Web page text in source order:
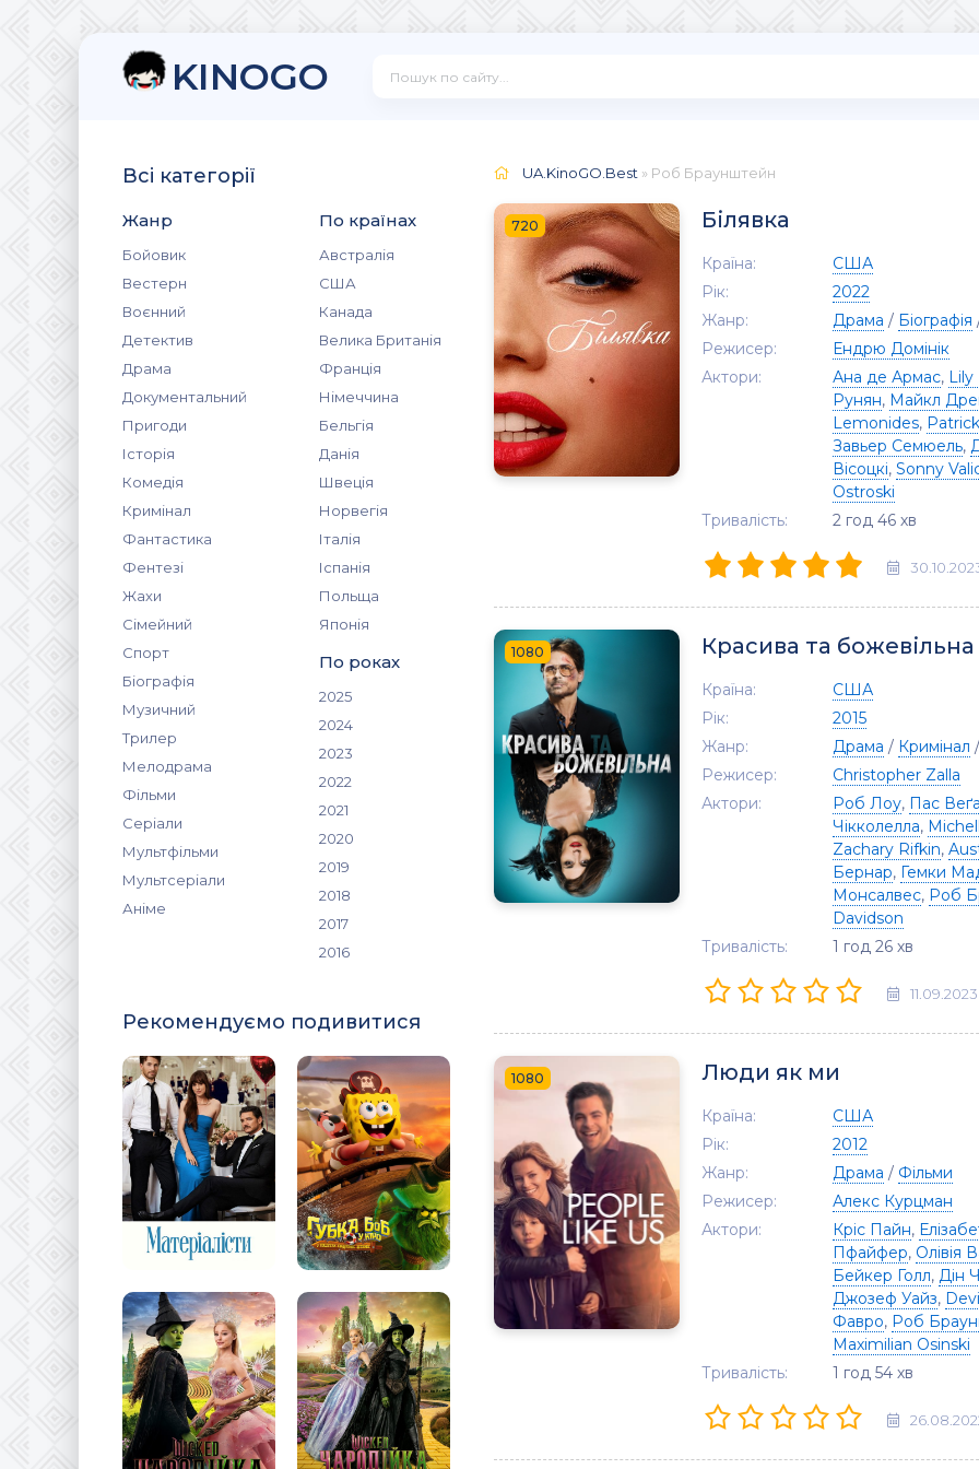
KINOGO
Всі категорії
Жанр
Бойовик
Вестерн
Воєнний
Детектив
Драма
Документальний
Пригоди
Історія
Комедія
Кримінал
Фантастика
Фентезі
Жахи
Сімейний
Спорт
Біографія
Музичний
Трилер
Мелодрама
Фільми
Серіали
Мультфільми
Мультсеріали
Аніме
По країнах
Австралія
США
Канада
Велика Британія
Франція
Німеччина
Бельгія
Данія
Швеція
Норвегія
Італія
Іспанія
Польща
Японія
По роках
2025
2024
2023
2022
2021
2020
2019
2018
2017
2016
Рекомендуємо подивитися
UA.KinoGO.Best » Роб Браунштейн
720 Білявка
Країна:
США
Рік:
2022
Жанр:
Драма / Біографія
Режисер:
Ендрю Домінік
Актори:
Ана де Армас, Lily
Рунян, Майкл
Lemonides,
Завьер Семюель,
Вісоцкі, Sonny
Ostroski
Тривалість:
2 год 46 хв
1080 Красива та божевільна
Країна:
США
Рік:
2015
Жанр:
Драма / Кримінал
Режисер:
Christopher Zalla
Актори:
Роб Лоу, Пас
Чікколелла,
Zachary Rifkin,
Бернар, Гемки
Монсалвес, Роб
Davidson
Тривалість:
1 год 26 хв
11.09.2023
1080 Люди як ми
Країна:
США
Рік:
2012
Жанр:
Драма / Фільми
Режисер:
Алекс Курцман
Актори:
Кріс Пайн,
Пфайфер, Олівія
Бейкер Голл, Дін
Джозеф Уайз,
Фавро, Роб
Maximilian Osinski
Тривалість:
1 год 54 хв